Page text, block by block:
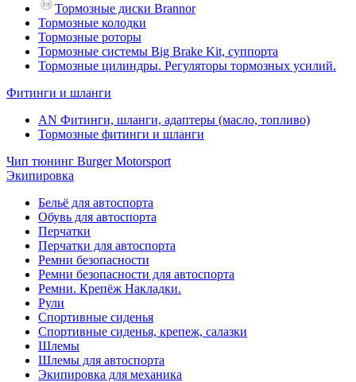
Тормозные диски Brannor
Тормозные колодки
Тормозные роторы
Тормозные системы Big Brake Kit, суппорта
Тормозные цилиндры. Регуляторы тормозных усилий.
Фитинги и шланги
AN Фитинги, шланги, адаптеры (масло, топливо)
Тормозные фитинги и шланги
Чип тюнинг Burger Motorsport
Экипировка
Бельё для автоспорта
Обувь для автоспорта
Перчатки
Перчатки для автоспорта
Ремни безопасности
Ремни безопасности для автоспорта
Ремни. Крепёж Накладки.
Рули
Спортивные сиденья
Спортивные сиденья, крепеж, салазки
Шлемы
Шлемы для автоспорта
Экипировка для механика